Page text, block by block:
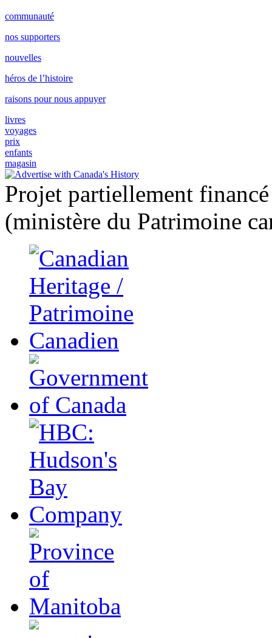
communauté
nos supporters
nouvelles
héros de l’histoire
raisons pour nous appuyer
livres
voyages
prix
enfants
magasin
Projet partiellement
(ministère du Patrimoine